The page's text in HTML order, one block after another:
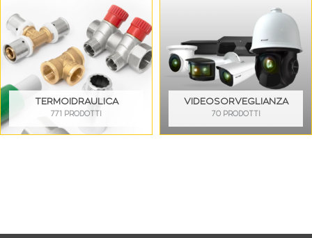
TERMOIDRAULICA
771 PRODOTTI
VIDEOSORVEGLIANZA
70 PRODOTTI